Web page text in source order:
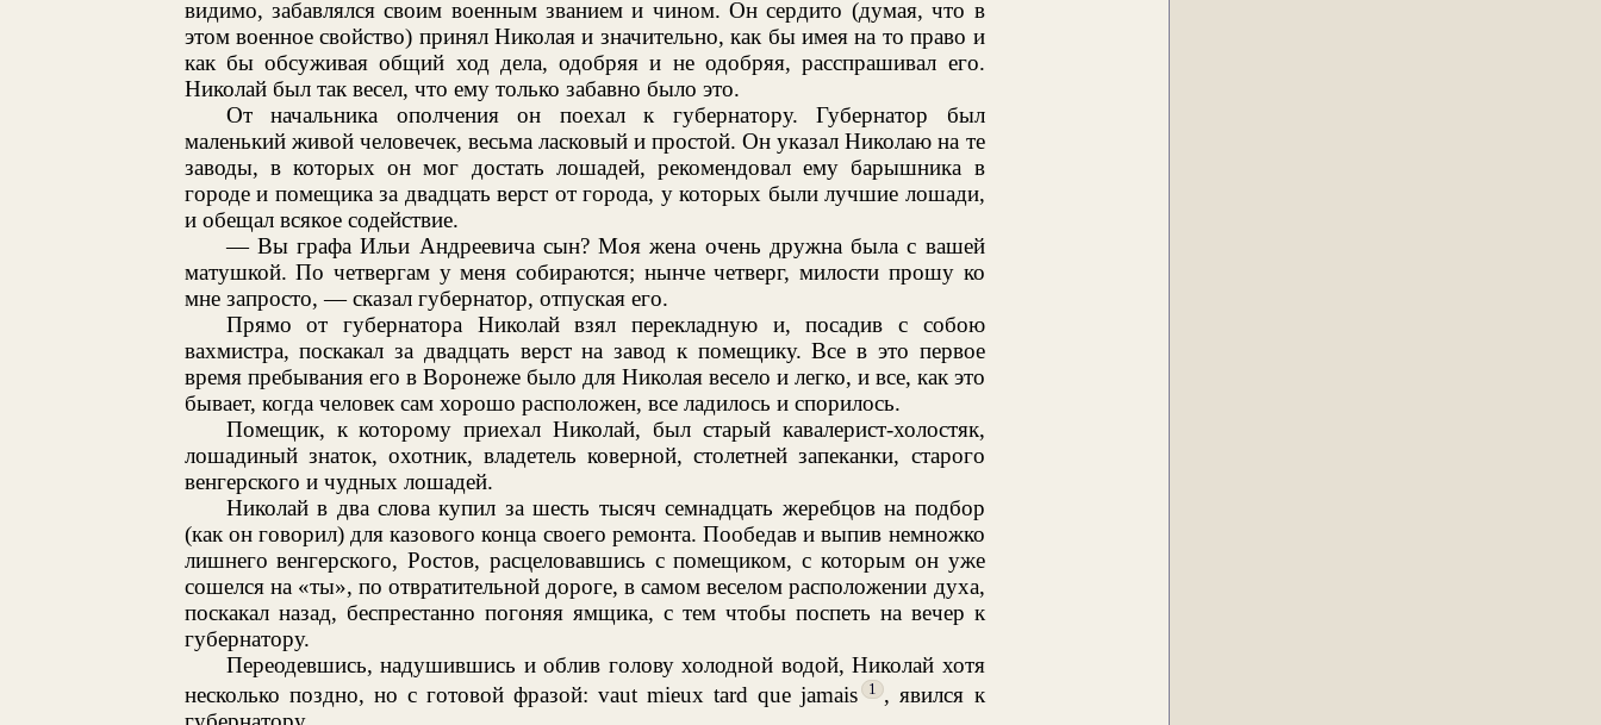
видимо, забавлялся своим военным званием и чином. Он сердито (думая, что в
этом военное свойство) принял Николая и значительно, как бы имея на то право и
как бы обсуживая общий ход дела, одобряя и не одобряя, расспрашивал его.
Николай был так весел, что ему только забавно было это.
От начальника ополчения он поехал к губернатору. Губернатор был
маленький живой человечек, весьма ласковый и простой. Он указал Николаю на те
заводы, в которых он мог достать лошадей, рекомендовал ему барышника в
городе и помещика за двадцать верст от города, у которых были лучшие лошади,
и обещал всякое содействие.
— Вы графа Ильи Андреевича сын? Моя жена очень дружна была с вашей
матушкой. По четвергам у меня собираются; нынче четверг, милости прошу ко
мне запросто, — сказал губернатор, отпуская его.
Прямо от губернатора Николай взял перекладную и, посадив с собою
вахмистра, поскакал за двадцать верст на завод к помещику. Все в это первое
время пребывания его в Воронеже было для Николая весело и легко, и все, как это
бывает, когда человек сам хорошо расположен, все ладилось и спорилось.
Помещик, к которому приехал Николай, был старый кавалерист-холостяк,
лошадиный знаток, охотник, владетель коверной, столетней запеканки, старого
венгерского и чудных лошадей.
Николай в два слова купил за шесть тысяч семнадцать жеребцов на подбор
(как он говорил) для казового конца своего ремонта. Пообедав и выпив немножко
лишнего венгерского, Ростов, расцеловавшись с помещиком, с которым он уже
сошелся на «ты», по отвратительной дороге, в самом веселом расположении духа,
поскакал назад, беспрестанно погоняя ямщика, с тем чтобы поспеть на вечер к
губернатору.
Переодевшись, надушившись и облив голову холодной водой, Николай хотя
несколько поздно, но с готовой фразой: vaut mieux tard que jamais
1 , явился к